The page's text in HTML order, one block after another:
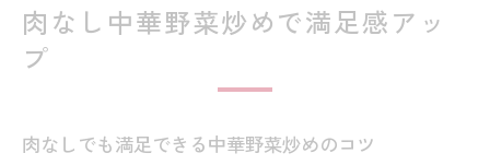
肉なし中華野菜炒めで満足感アッ
プ
肉なしでも満足できる中華野菜炒めのコツ